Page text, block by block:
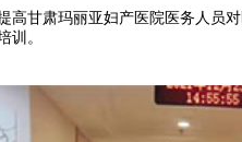
肃玛丽亚妇产医院医务人员
训。